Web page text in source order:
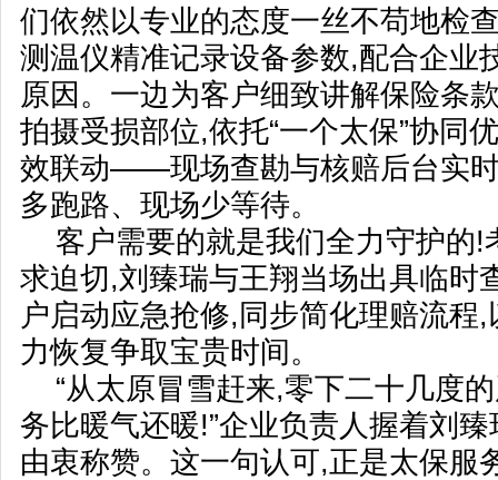
们依然以专业的态度一丝不苟地检
测温仪精准记录设备参数,配合企业
原因。一边为客户细致讲解保险条
拍摄受损部位,依托“一个太保”协同
效联动——现场查勘与核赔后台实
多跑路、现场少等待。
客户需要的就是我们全力守护的!
求迫切,刘臻瑞与王翔当场出具临时
户启动应急抢修,同步简化理赔流程
力恢复争取宝贵时间。
“从太原冒雪赶来,零下二十几度
务比暖气还暖!”企业负责人握着刘
由衷称赞。这一句认可,正是太保服